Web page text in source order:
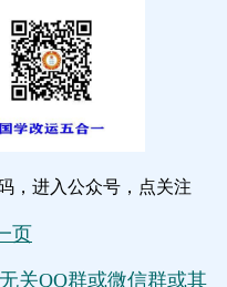
，进入公众号，点关注
页
关QQ群或微信群或其